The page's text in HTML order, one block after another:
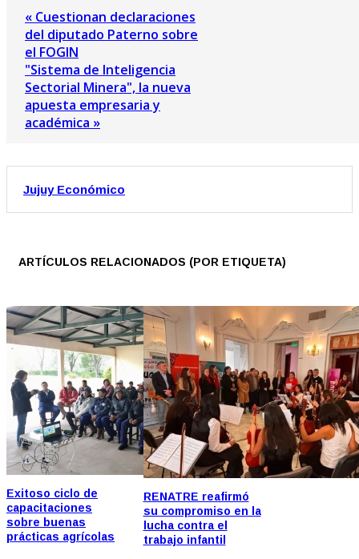
« Cuestionan declaraciones
del diputado Paterno sobre
el FOGIN
"Sistema de Inteligencia
Sectorial Minera", la nueva
apuesta empresaria y
académica »
Jujuy Económico
ARTÍCULOS RELACIONADOS (POR ETIQUETA)
Exitoso ciclo de
capacitaciones
sobre buenas
prácticas agrícolas
RENATRE reafirmó
su compromiso en la
lucha contra el
trabajo infantil